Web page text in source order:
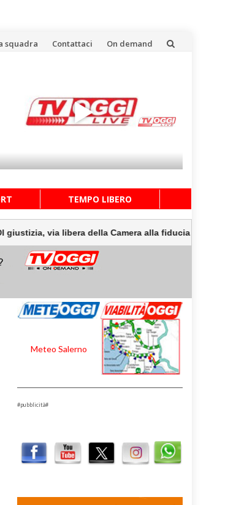
squadra Contattaci On demand
TEMPO LIBERO
libera della Camera alla fiducia con 191 sì
Meteo Salerno
#pubblicità#